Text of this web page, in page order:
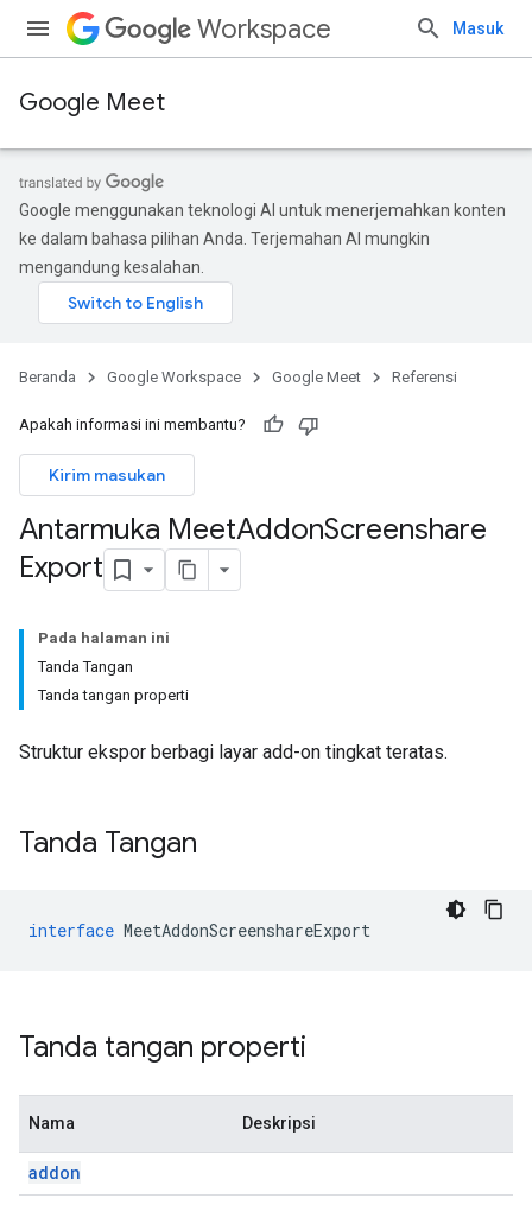
Workspace Masuk
Google Meet
Google menggunakan teknologi AI untuk menerjemahkan konten
ke dalam bahasa pilihan Anda. Terjemahan AI mungkin
mengandung kesalahan.
Beranda Google Workspace Google Meet Referensi
Apakah informasi ini membantu?
Kirim masukan
Antarmuka MeetAddonScreenshare
Export
Pada halaman ini
Tanda Tangan
Tanda tangan properti
Struktur ekspor berbagi layar add-on tingkat teratas.
Tanda Tangan
interface MeetAddonScreenshareExport
Tanda tangan properti
Nama Deskripsi
addon